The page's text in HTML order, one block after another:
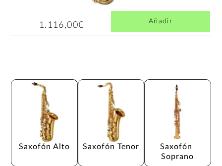
1.116,00€ Añadir
Saxofón Alto Saxofón Tenor
Saxofón
Soprano